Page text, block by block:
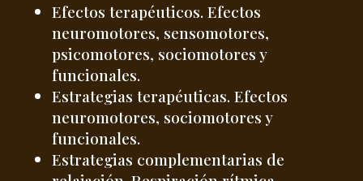
Efectos terapéuticos. Efectos
neuromotores, sensomotores,
psicomotores, sociomotores y
funcionales.
Estrategias terapéuticas. Efectos
neuromotores, sociomotores y
funcionales.
Estrategias complementarias de